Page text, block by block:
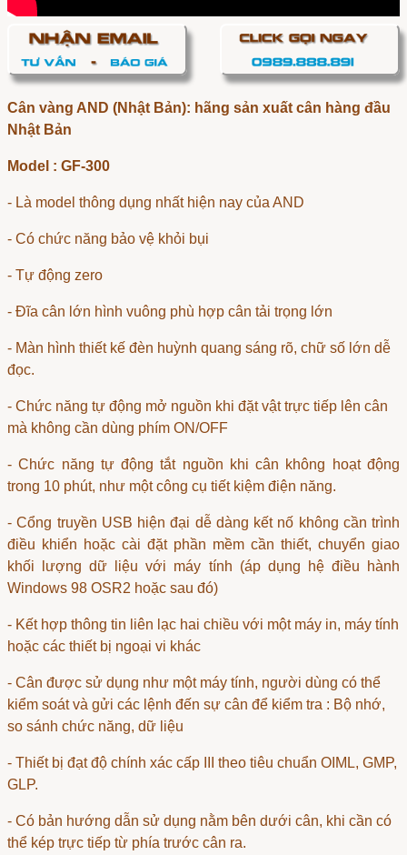
Cân vàng AND (Nhật Bản): hãng sản xuất cân hàng đầu
Nhật Bản
Model : GF-300
- Là model thông dụng nhất hiện nay của AND
- Có chức năng bảo vệ khỏi bụi
- Tự động zero
- Đĩa cân lớn hình vuông phù hợp cân tải trọng lớn
- Màn hình thiết kế đèn huỳnh quang sáng rõ, chữ số lớn dễ
đọc.
- Chức năng tự động mở nguồn khi đặt vật trực tiếp lên cân
mà không cần dùng phím ON/OFF
- Chức năng tự động tắt nguồn khi cân không hoạt động
trong 10 phút, như một công cụ tiết kiệm điện năng.
- Cổng truyền USB hiện đại dễ dàng kết nố không cần trình
điều khiển hoặc cài đặt phần mềm cần thiết, chuyển giao
khối lượng dữ liệu với máy tính (áp dụng hệ điều hành
Windows 98 OSR2 hoặc sau đó)
- Kết hợp thông tin liên lạc hai chiều với một máy in, máy tính
hoặc các thiết bị ngoại vi khác
- Cân được sử dụng như một máy tính, người dùng có thể
kiểm soát và gửi các lệnh đến sự cân để kiểm tra : Bộ nhớ,
so sánh chức năng, dữ liệu
- Thiết bị đạt độ chính xác cấp III theo tiêu chuẩn OIML, GMP,
GLP.
- Có bản hướng dẫn sử dụng nằm bên dưới cân, khi cần có
thể kép trực tiếp từ phía trước cân ra.